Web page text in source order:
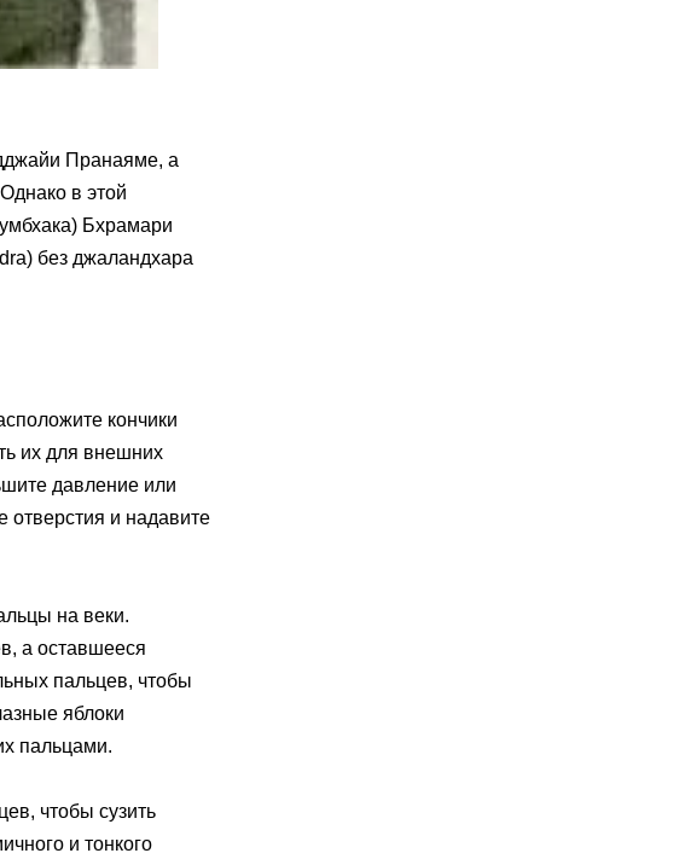
Пранаяме, а
в этой
Бхрамари
без джаландхара
кончики
их для внешних
давление или
отверстия и надавите
на веки.
а оставшееся
пальцев, чтобы
яблоки
пальцами.
чтобы сузить
и тонкого